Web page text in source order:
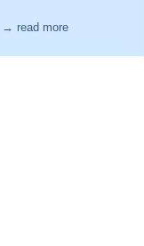
→ read more